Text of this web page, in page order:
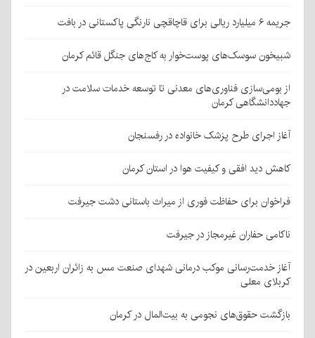
جریمه ۶ میلیارد ریالی برای قاچاقچی نارنگی پاکستانی در بافت
شبیخون سوسک‌های پوست‌خوار به کاج‌های جنگل قائم کرمان
از بومی‌سازی فناوری‌های معدنی تا توسعه خدمات سلامت در
جهاددانشگاهی کرمان
آغاز اجرای طرح پزشک خانواده در رفسنجان
کاهش دید افقی و کیفیت هوا در استان کرمان
فراخوان برای حفاظت فوری از میراث باستانی دشت جیرفت
ناکامی حفاران غیرمجاز در جیرفت
آغاز خدمت‌رسانی موکب درمانی شهدای صنعت مس به زائران اربعین در
کربلای معلی
بازگشت حقوق‌های نجومی به بیت‌المال در کرمان